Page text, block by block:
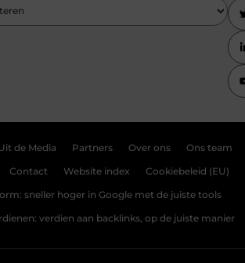
de Media Partners Over ons Ons team
Contact Website index Cookiebeleid (EU)
sneller hoger in Google met de juiste tools
verdien aan backlinks, op de juiste manier